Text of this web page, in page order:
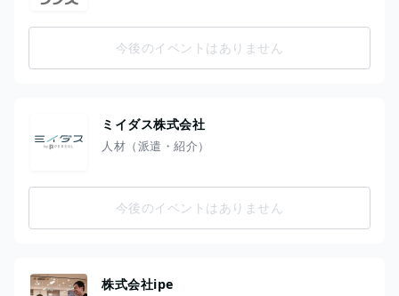
今後のイベントはありません
ミイダス株式会社
人材（派遣・紹介）
今後のイベントはありません
株式会社ipe